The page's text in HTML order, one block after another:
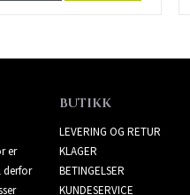
er
derfor
BUTIKK
LEVERING OG RETUR
KLAGER
BETINGELSER
KUNDESERVICE